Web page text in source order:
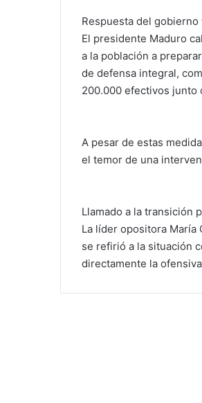
Respuesta del gobierno
El presidente Maduro
a la población a
de defensa integral,
200.000 efectivos junto
A pesar de estas
el temor de una
Llamado a la transición
La líder opositora María
se refirió a la situación
directamente la